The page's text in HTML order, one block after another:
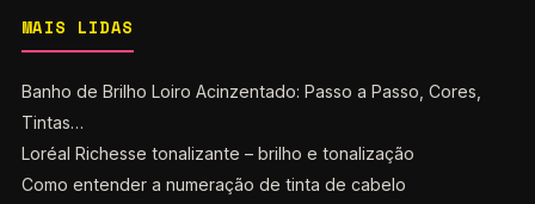
MAIS LIDAS
Banho de Brilho Loiro Acinzentado: Passo a Passo, Cores,
Tintas…
Loréal Richesse tonalizante – brilho e tonalização
Como entender a numeração de tinta de cabelo